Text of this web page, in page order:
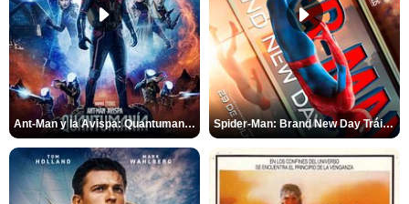
Ant-Man y la Avispa: Quantumanía Tráiler (2) Spider-Man: Brand New Day Tráiler (3)